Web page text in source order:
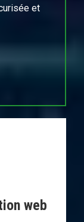
et
web